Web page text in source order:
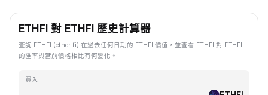
ETHFI 對 ETHFI 歷史計算器
查詢 ETHFI (ether.fi) 在過去任何日期的 ETHFI 價值，並查看 ETHFI 對 ETHFI
的匯率與當前價格相比有何變化。
買入